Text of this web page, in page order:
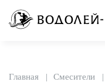
Главная Смесители